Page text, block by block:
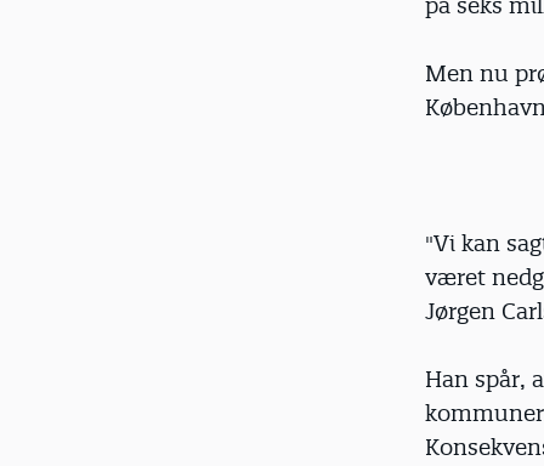
Men nu
"Vi kan
været
Jørgen
Han spår,